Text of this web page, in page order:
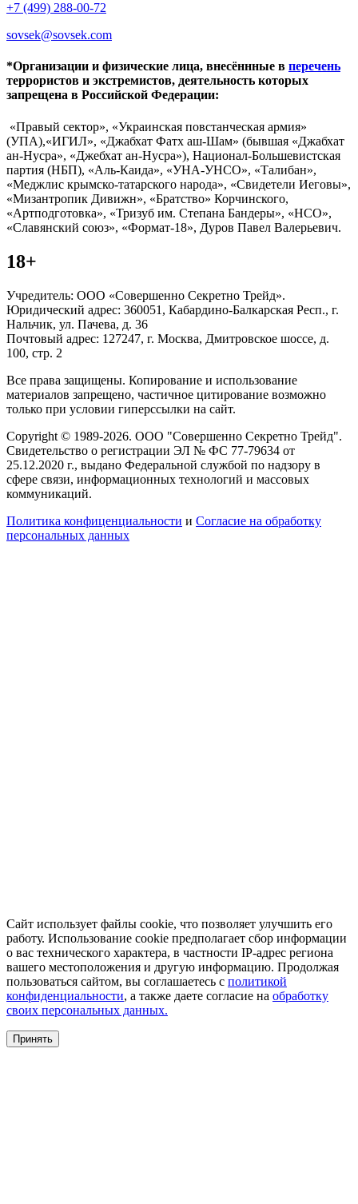
+7 (499) 288-00-72
sovsek@sovsek.com
*Организации и физические лица, внесённные в перечень
террористов и экстремистов, деятельность которых
запрещена в Российской Федерации:
«Правый сектор», «Украинская повстанческая армия»
(УПА),«ИГИЛ», «Джабхат Фатх аш-Шам» (бывшая «Джабхат
ан-Нусра», «Джебхат ан-Нусра»), Национал-Большевистская
партия (НБП), «Аль-Каида», «УНА-УНСО», «Талибан»,
«Меджлис крымско-татарского народа», «Свидетели Иеговы»,
«Мизантропик Дивижн», «Братство» Корчинского,
«Артподготовка», «Тризуб им. Степана Бандеры», «НСО»,
«Славянский союз», «Формат-18», Дуров Павел Валерьевич.
18+
Учредитель: ООО «Совершенно Секретно Трейд».
Юридический адрес: 360051, Кабардино-Балкарская Респ., г.
Нальчик, ул. Пачева, д. 36
Почтовый адрес: 127247, г. Москва, Дмитровское шоссе, д.
100, стр. 2
Все права защищены. Копирование и использование
материалов запрещено, частичное цитирование возможно
только при условии гиперссылки на сайт.
Copyright © 1989-2026. ООО "Совершенно Секретно Трейд".
Свидетельство о регистрации ЭЛ № ФС 77-79634 от
25.12.2020 г., выдано Федеральной службой по надзору в
сфере связи, информационных технологий и массовых
коммуникаций.
Политика конфиценциальности и Согласие на обработку
персональных данных
Сайт использует файлы cookie, что позволяет улучшить его
работу. Использование cookie предполагает сбор информации
о вас технического характера, в частности IP-адрес региона
вашего местоположения и другую информацию. Продолжая
пользоваться сайтом, вы соглашаетесь с политикой
конфиденциальности, а также даете согласие на обработку
своих персональных данных.
Принять